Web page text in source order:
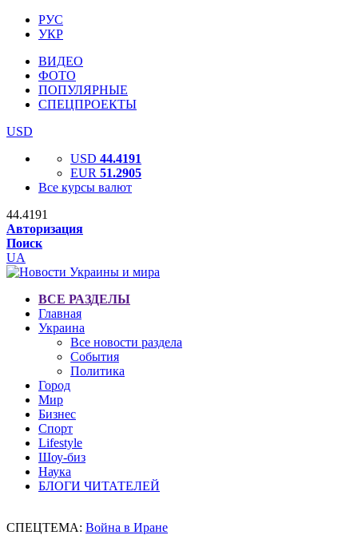
РУС
УКР
ВИДЕО
ФОТО
ПОПУЛЯРНЫЕ
СПЕЦПРОЕКТЫ
USD
USD 44.4191
EUR 51.2905
Все курсы валют
44.4191
Авторизация
Поиск
UA
ВСЕ РАЗДЕЛЫ
Главная
Украина
Все новости раздела
События
Политика
Город
Мир
Бизнес
Спорт
Lifestyle
Шоу-биз
Наука
БЛОГИ ЧИТАТЕЛЕЙ
СПЕЦТЕМА: Война в Иране